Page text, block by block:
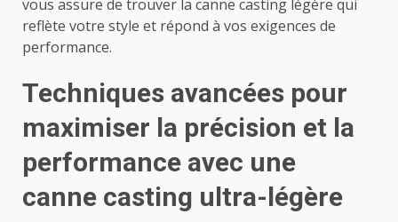
vous assure de trouver la canne casting légère qui
reflète votre style et répond à vos exigences de
performance.
Techniques avancées pour
maximiser la précision et la
performance avec une
canne casting ultra-légère